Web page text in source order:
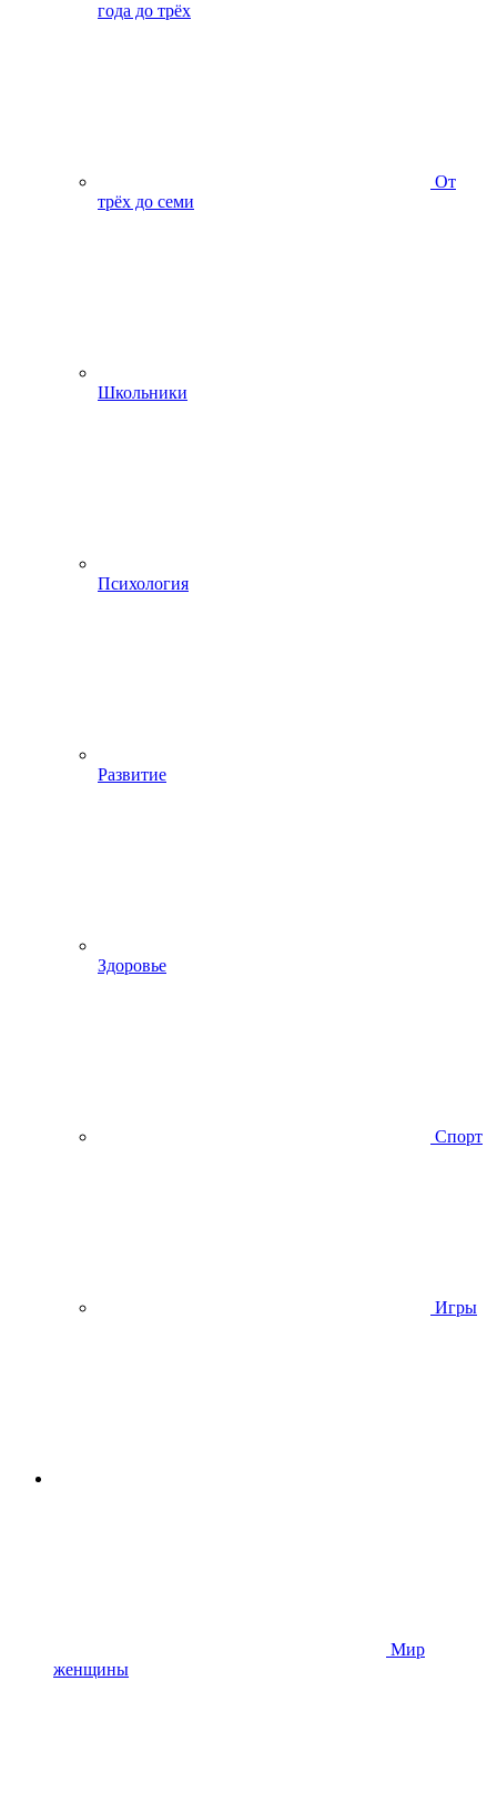
года до трёх
От
трёх до семи
Школьники
Психология
Развитие
Здоровье
Спорт
Игры
Мир
женщины